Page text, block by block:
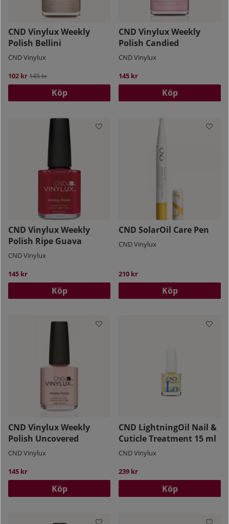
CND Vinylux Weekly
Polish Bellini
CND Vinylux
102 krOrdinarie pris:
145 kr
Köp
CND Vinylux Weekly
Polish Candied
CND Vinylux
145 kr
Köp
CND Vinylux Weekly
Polish Ripe Guava
CND Vinylux
145 kr
Köp
CND SolarOil Care Pen
CND Vinylux
210 kr
Köp
CND Vinylux Weekly
Polish Uncovered
CND Vinylux
145 kr
Köp
CND LightningOil Nail &
Cuticle Treatment 15 ml
CND Vinylux
239 kr
Köp